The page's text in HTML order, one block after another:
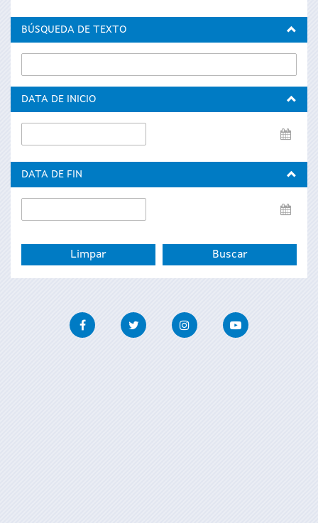
BÚSQUEDA DE TEXTO
DATA DE INICIO
de
DATA DE FIN
de
FacebookTwitter InstagramYoutube